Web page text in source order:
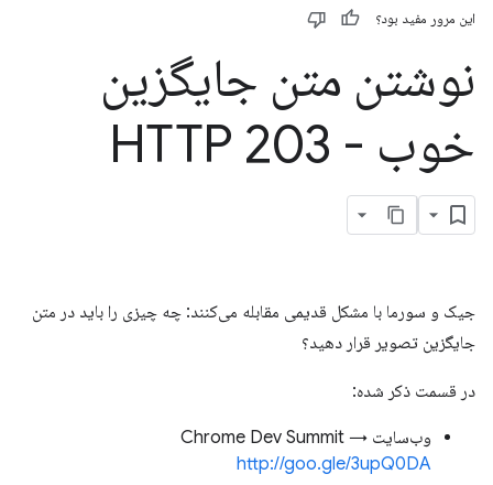
این مرور مفید بود؟
نوشتن متن جایگزین
خوب - HTTP 203
جیک و سورما با مشکل قدیمی مقابله می‌کنند: چه چیزی را باید در متن
جایگزین تصویر قرار دهید؟
در قسمت ذکر شده:
وب‌سایت Chrome Dev Summit →
http://goo.gle/3upQ0DA